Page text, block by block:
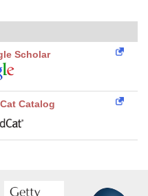
Scholar
Catalog